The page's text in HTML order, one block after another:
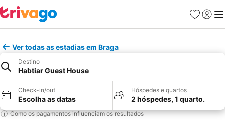
Favoritos
Iniciar
Ver todas as estadias em Braga
Destino
Habtiar Guest House
Check-in/out
Escolha as datas
Hóspedes e quartos
2 hóspedes, 1 quarto.
Como os pagamentos influenciam os resultados